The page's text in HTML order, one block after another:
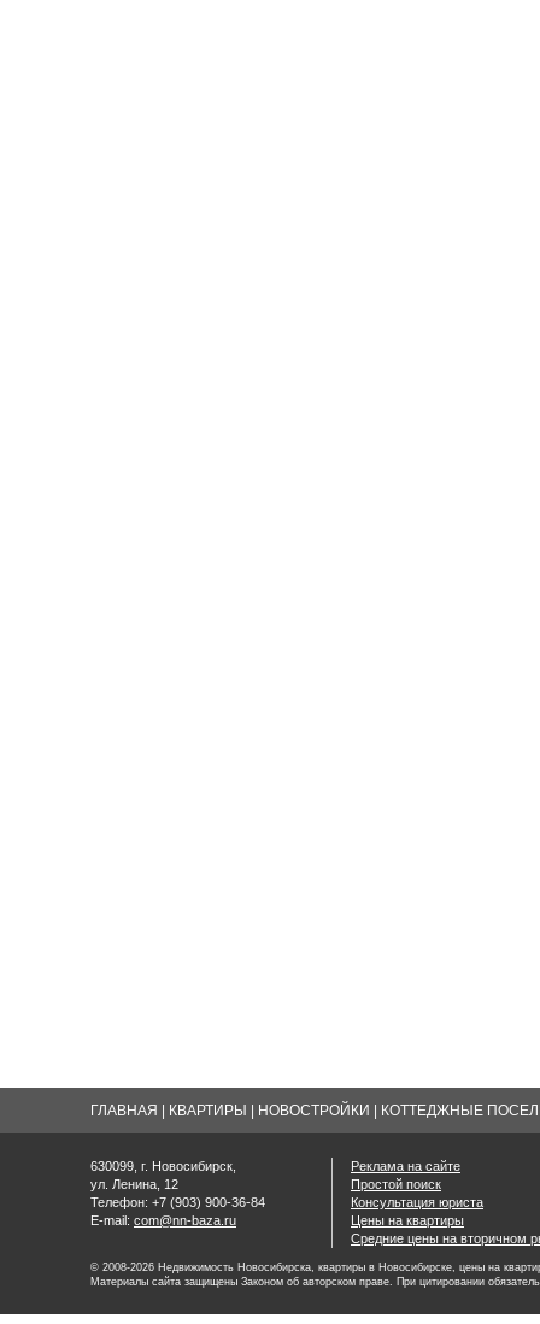
ГЛАВНАЯ КВАРТИРЫ НОВОСТРОЙКИ КОТТЕДЖНЫЕ
630099, г. Новосибирск,
ул. Ленина, 12
Телефон: +7 (903) 900-36-84
E-mail: com@nn-baza.ru
Реклама на сайте
Простой поиск
Консультация юриста
Цены на квартиры
Средние цены на вторичном
© 2008-2026 Недвижимость Новосибирска, квартиры в Новосибирске, цены на
Материалы сайта защищены Законом об авторском праве. При цитировании